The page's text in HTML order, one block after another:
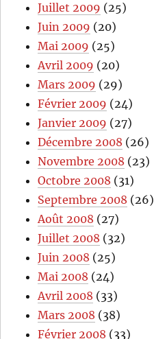
Juillet 2009 (25)
Juin 2009 (20)
Mai 2009 (25)
Avril 2009 (20)
Mars 2009 (29)
Février 2009 (24)
Janvier 2009 (27)
Décembre 2008 (26)
Novembre 2008 (23)
Octobre 2008 (31)
Septembre 2008 (26)
Août 2008 (27)
Juillet 2008 (32)
Juin 2008 (25)
Mai 2008 (24)
Avril 2008 (33)
Mars 2008 (38)
Février 2008 (33)